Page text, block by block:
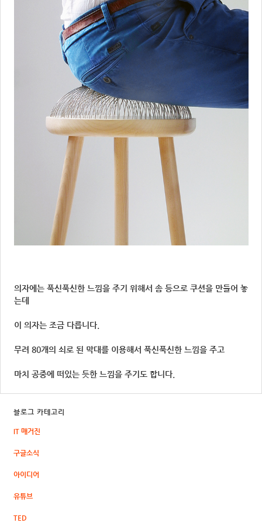
의자에는 푹신푹신한 느낌을 주기 위해서 솜 등으로 쿠션을 만들어 놓
는데
이 의자는 조금 다릅니다.
무려 80개의 쇠로 된 막대를 이용해서 푹신푹신한 느낌을 주고
마치 공중에 떠있는 듯한 느낌을 주기도 합니다.
블로그 카테고리
IT 매거진
구글소식
아이디어
유튜브
TED